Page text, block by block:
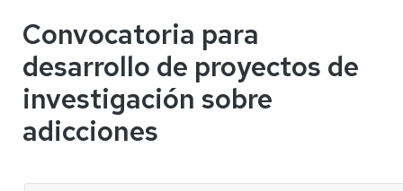
Convocatoria para
desarrollo de proyectos de
investigación sobre
adicciones